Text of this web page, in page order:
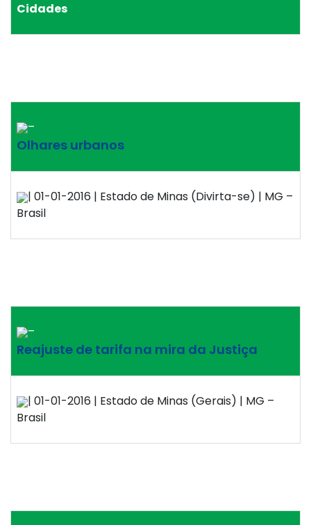
Cidades
–
Olhares urbanos
| 01-01-2016 | Estado de Minas (Divirta-se) | MG –
Brasil
–
Reajuste de tarifa na mira da Justiça
| 01-01-2016 | Estado de Minas (Gerais) | MG –
Brasil